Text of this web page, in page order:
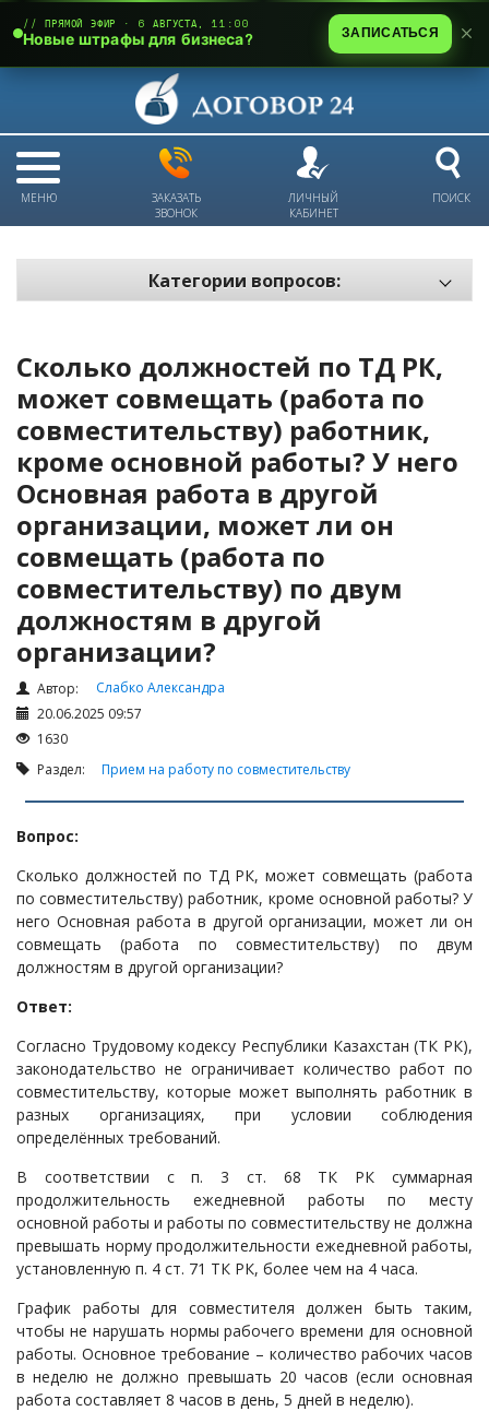
МЕНЮ
ЗАКАЗАТЬ
ЗВОНОК
ЛИЧНЫЙ
КАБИНЕТ
ПОИСК
Категории вопросов:
Техника безопасности и охрана труда
Антикризис: трудовые отношения
Антикризис: долги и обязательства
Налоги и Налогообложение
Трудовые отношения
Корпоративные отношения
Договоры
Доверенности
Интернет и право
Возмещение ущерба
Проверка государственных органов
Взыскание долга
Государственные закупки
Предварительный квалификационный отбор «Самрук-
Некоммерческие организации
Лицензирование (разрешения и уведомления)
Исполнительное производство
Судопроизводство
Ответы государственных органов
Сколько должностей по ТД РК,
может совмещать (работа по
совместительству) работник,
кроме основной работы? У него
Основная работа в другой
организации, может ли он
совмещать (работа по
совместительству) по двум
должностям в другой
организации?
Автор:
Слабко Александра
20.06.2025 09:57
1630
Раздел: Прием на работу по совместительству
Вопрос:
Сколько должностей по ТД РК, может совмещать (работа
по совместительству) работник, кроме основной работы? У
него Основная работа в другой организации, может ли он
совмещать (работа по совместительству) по двум
должностям в другой организации?
Ответ:
Согласно Трудовому кодексу Республики Казахстан (ТК РК),
законодательство не ограничивает количество работ по
совместительству, которые может выполнять работник в
разных организациях, при условии соблюдения
определённых требований.
В соответствии с п. 3 ст. 68 ТК РК суммарная
продолжительность ежедневной работы по месту
основной работы и работы по совместительству не должна
превышать норму продолжительности ежедневной работы,
установленную п. 4 ст. 71 ТК РК, более чем на 4 часа.
График работы для совместителя должен быть таким,
чтобы не нарушать нормы рабочего времени для основной
работы. Основное требование – количество рабочих часов
в неделю не должно превышать 20 часов (если основная
работа составляет 8 часов в день, 5 дней в неделю).
// ПРЯМОЙ ЭФИР · 6 АВГУСТА, 11:00
Новые штрафы для бизнеса? ЗАПИСАТЬСЯ